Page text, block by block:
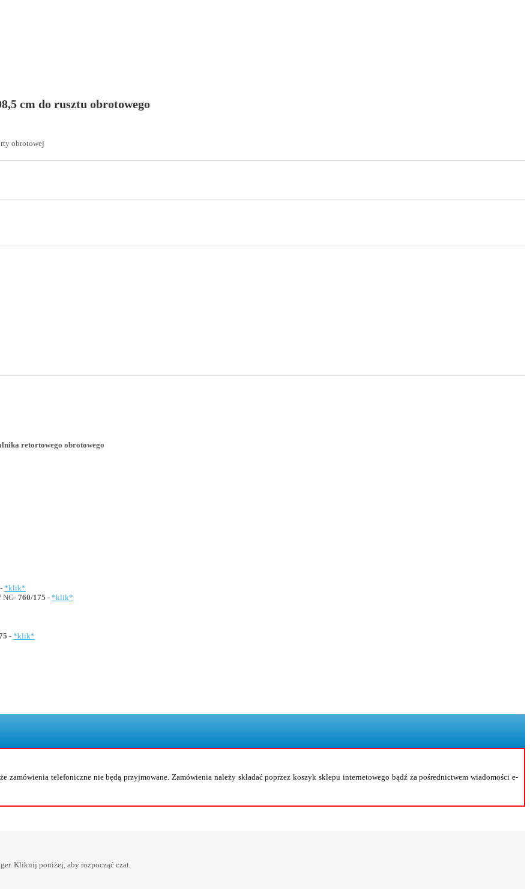
cm do rusztu obrotowego
obrotowej
retortowego obrotowego
- *klik*
NG- 760/175 - *klik*
- *klik*
zamówienia telefoniczne nie będą przyjmowane. Zamówienia należy składać poprzez koszyk sklepu internetowego bądź za pośrednictwem wiadomości e-
Kliknij poniżej, aby rozpocząć czat.